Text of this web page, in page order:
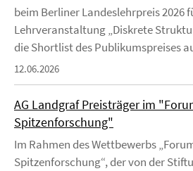
beim Berliner Landeslehrpreis 2026
Lehrveranstaltung „Diskrete
die Shortlist des Publikumspreises
12.06.2026
AG Landgraf Preisträger im
Spitzenforschung"
Im Rahmen des Wettbewerbs
Spitzenforschung“, der von der